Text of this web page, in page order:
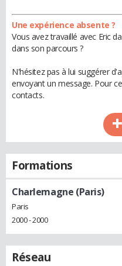
Une expérience absente ?
Vous avez travaillé avec Eric
dans son parcours ?
N'hésitez pas à lui suggérer
envoyant un message. Pour
contacts.
Formations
Charlemagne (Paris)
Paris
2000 - 2000
Réseau